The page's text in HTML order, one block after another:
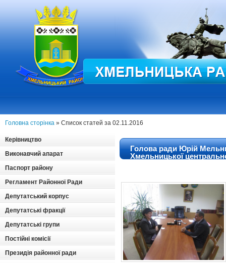
Головна сторінка » Список статей за 02.11.2016
Керівництво
Виконавчий апарат
Паспорт району
Регламент Районної Ради
Депутатський корпус
Депутатські фракції
Депутатські групи
Постійні комісії
Президія районної ради
Голова ради Юрій
Хмельницької